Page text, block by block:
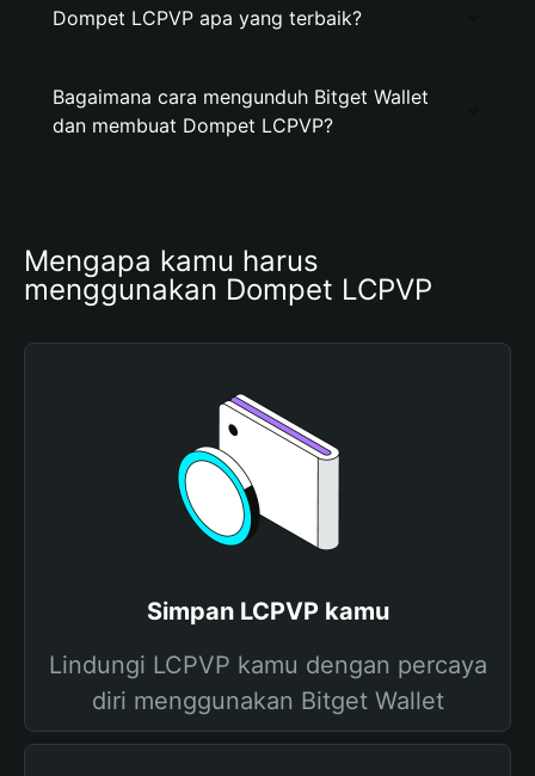
Dompet LCPVP apa yang terbaik?
Bagaimana cara mengunduh Bitget Wallet
dan membuat Dompet LCPVP?
Mengapa kamu harus
menggunakan Dompet LCPVP
Simpan LCPVP kamu
Lindungi LCPVP kamu dengan percaya
diri menggunakan Bitget Wallet